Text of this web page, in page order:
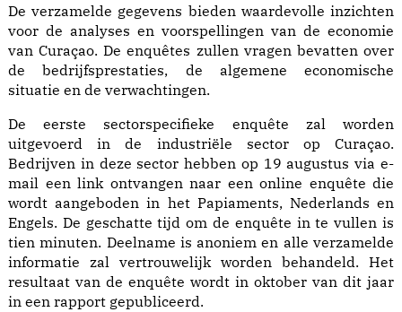
De verzamelde gegevens bieden waardevolle inzichten
voor de analyses en voorspellingen van de economie
van Curaçao. De enquêtes zullen vragen bevatten over
de bedrijfsprestaties, de algemene economische
situatie en de verwachtingen.
De eerste sectorspecifieke enquête zal worden
uitgevoerd in de industriële sector op Curaçao.
Bedrijven in deze sector hebben op 19 augustus via e-
mail een link ontvangen naar een online enquête die
wordt aangeboden in het Papiaments, Nederlands en
Engels. De geschatte tijd om de enquête in te vullen is
tien minuten. Deelname is anoniem en alle verzamelde
informatie zal vertrouwelijk worden behandeld. Het
resultaat van de enquête wordt in oktober van dit jaar
in een rapport gepubliceerd.